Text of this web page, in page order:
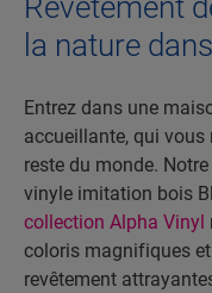
Revêtement
la nature
Entrez dans une
accueillante, qui vous
reste du monde.
vinyle imitation bois
collection Alpha Vinyl
coloris magnifiques
revêtement